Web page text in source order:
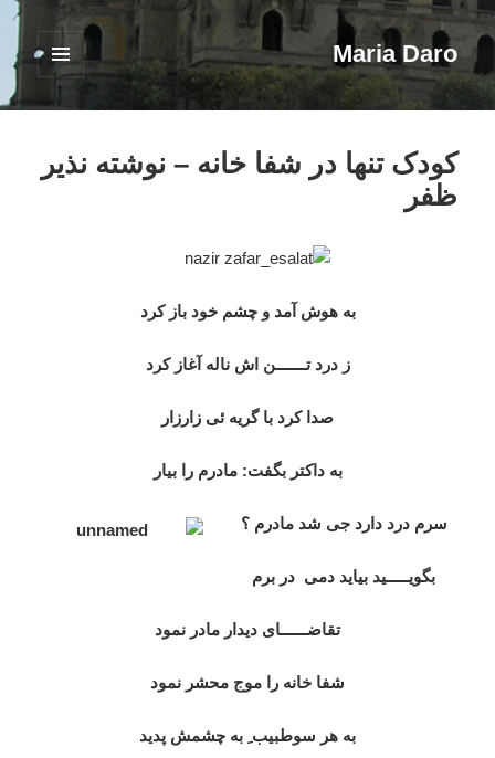
Maria Daro
فهرست
ابزارک‌ها
کودک تنها در شفا خانه – نوشته نذیر
ظفر
به هوش آمد و چشم خود باز کرد
ز درد تـــــــن اش ناله آغاز کرد
صدا کرد با گریه ئی زارزار
به داکتر بگفت: مادرم را بیار
سرم درد دارد جی شد مادرم ؟
بگویـــــید بیاید دمی در برم
تقاضــــــای دیدار مادر نمود
شفا خانه را موج محشر نمود
به هر سوطبیب ِ به چشمش پدید